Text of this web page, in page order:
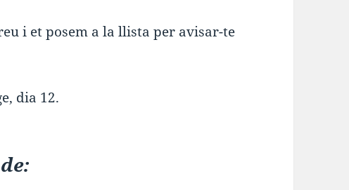
i et posem a la llista per avisar-te
dia 12.